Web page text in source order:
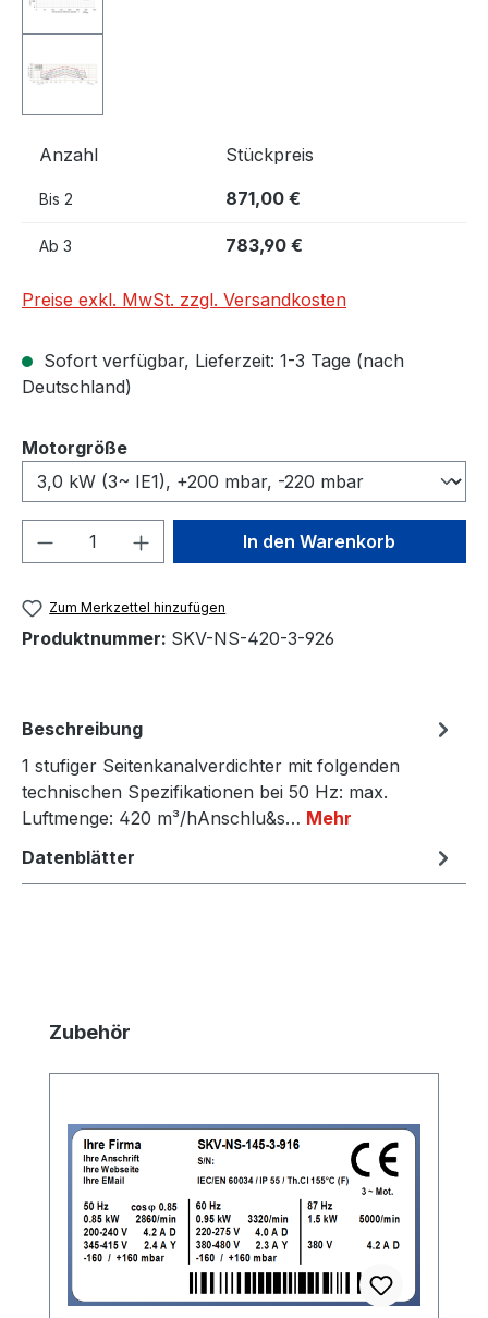
Anzahl Stückpreis
Bis 2 871,00 €
Ab 3 783,90 €
Preise exkl. MwSt. zzgl. Versandkosten
Sofort verfügbar, Lieferzeit: 1-3 Tage (nach
Deutschland)
Motorgrößeauswählen
Produkt Anzahl: Gib denIn den Warenkorb
Zum Merkzettel hinzufügen
Produktnummer: SKV-NS-420-3-926
Beschreibung
1 stufiger Seitenkanalverdichter mit folgenden
technischen Spezifikationen bei 50 Hz: max.
Luftmenge: 420 m³/hAnschlu&s… Mehr
Datenblätter
Produktgalerie überspringen
Zubehör